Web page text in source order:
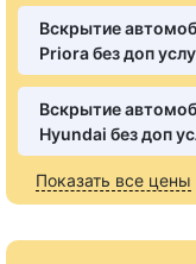
Вскрытие
Priora без доп
Вскрытие
Hyundai без доп
Показать все цены